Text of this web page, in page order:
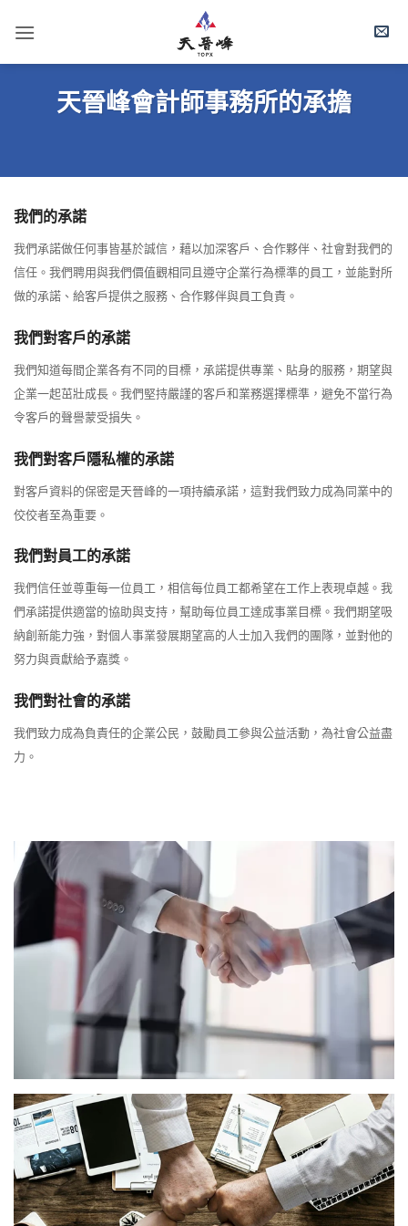
天晉峰會計師事務所的承擔
我們的承諾
我們承諾做任何事皆基於誠信，藉以加深客戶、合作夥伴、社會對我們的
信任。我們聘用與我們價值觀相同且遵守企業行為標準的員工，並能對所
做的承諾、給客戶提供之服務、合作夥伴與員工負責。
我們對客戶的承諾
我們知道每間企業各有不同的目標，承諾提供專業、貼身的服務，期望與
企業一起茁壯成長。我們堅持嚴謹的客戶和業務選擇標準，避免不當行為
令客戶的聲譽蒙受損失。
我們對客戶隱私權的承諾
對客戶資料的保密是天晉峰的一項持續承諾，這對我們致力成為同業中的
佼佼者至為重要。
我們對員工的承諾
我們信任並尊重每一位員工，相信每位員工都希望在工作上表現卓越。我
們承諾提供適當的協助與支持，幫助每位員工達成事業目標。我們期望吸
納創新能力強，對個人事業發展期望高的人士加入我們的團隊，並對他的
努力與貢獻給予嘉獎。
我們對社會的承諾
我們致力成為負責任的企業公民，鼓勵員工參與公益活動，為社會公益盡
力。